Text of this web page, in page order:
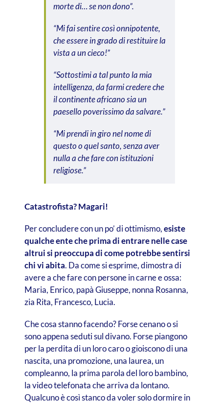
morte di… se non dono”.
“Mi fai sentire così onnipotente,
che essere in grado di restituire la
vista a un cieco!”
“Sottostimi a tal punto la mia
intelligenza, da farmi credere che
il continente africano sia un
paesello poverissimo da salvare.”
“Mi prendi in giro nel nome di
questo o quel santo, senza aver
nulla a che fare con istituzioni
religiose.”
Catastrofista? Magari!
Per concludere con un po’ di ottimismo,esiste
qualche ente che prima di entrare nelle case
altrui si preoccupa di come potrebbe sentirsi
chi vi abita. Da come si esprime, dimostra di
avere a che fare con persone in carne e ossa:
Maria, Enrico, papà Giuseppe, nonna Rosanna,
zia Rita, Francesco, Lucia.
Che cosa stanno facendo? Forse cenano o si
sono appena seduti sul divano. Forse piangono
per la perdita di un loro caro o gioiscono di una
nascita, una promozione, una laurea, un
compleanno, la prima parola del loro bambino,
la video telefonata che arriva da lontano.
Qualcuno è così stanco da voler solo dormire in